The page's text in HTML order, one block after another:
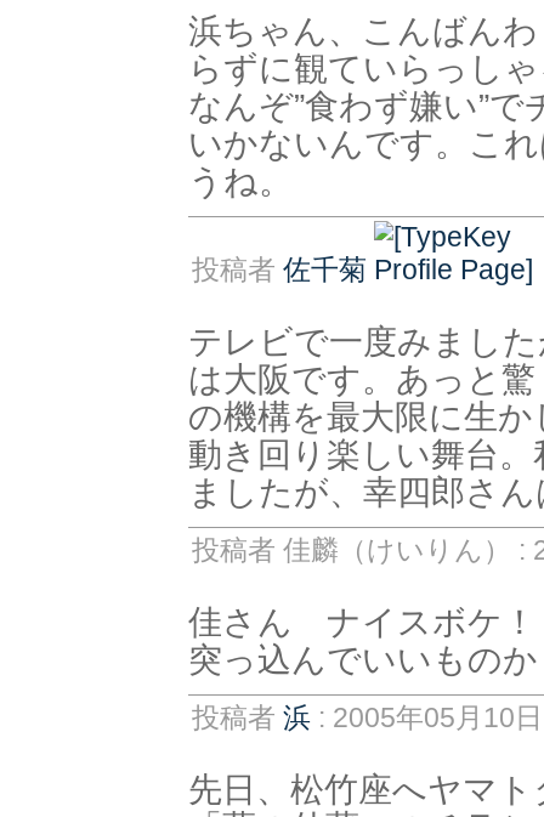
浜ちゃん、こんばん
らずに観ていらっし
なんぞ”食わず嫌い”
いかないんです。こ
うね。
投稿者 佐千菊
テレビで一度みまし
は大阪です。あっと
の機構を最大限に生
動き回り楽しい舞台
ましたが、幸四郎さ
投稿者 佳麟（けいりん） :
佳さん ナイスボケ
突っ込んでいいもの
投稿者 浜 : 2005年05月10
先日、松竹座へヤマ